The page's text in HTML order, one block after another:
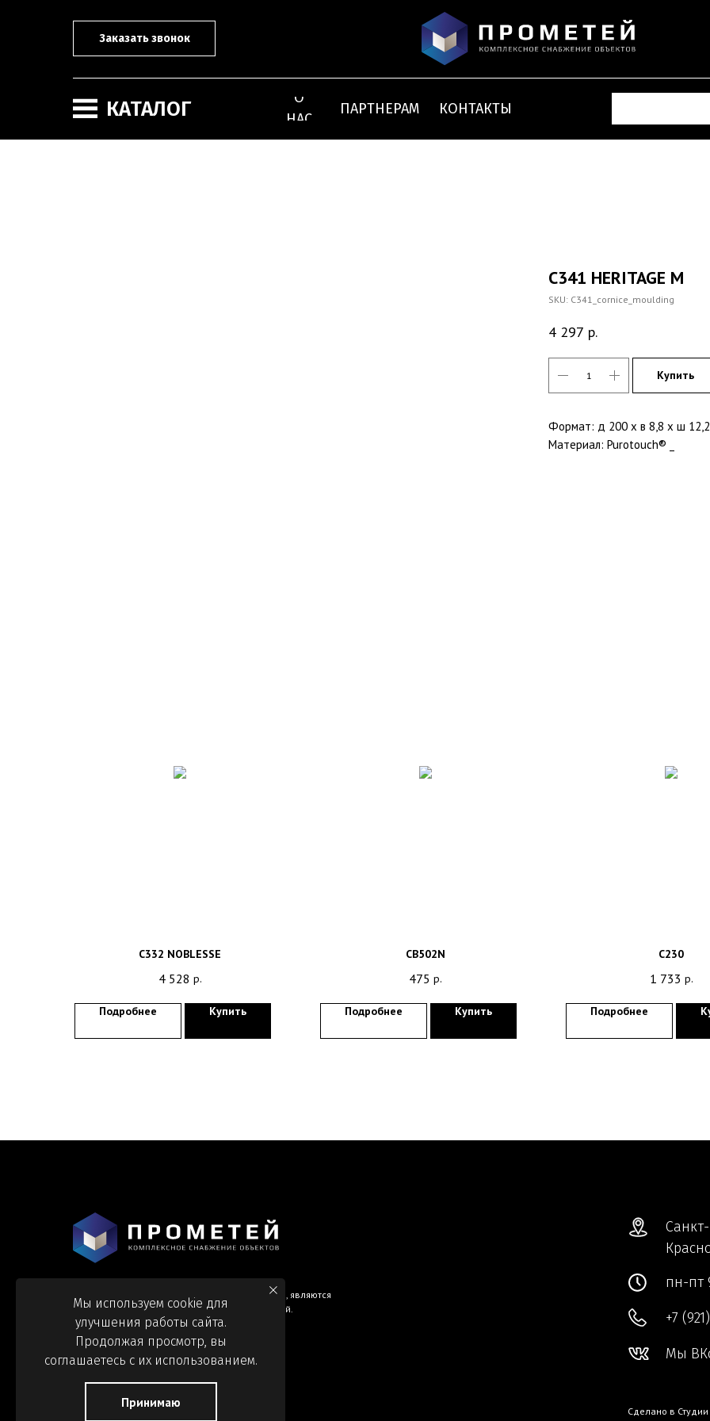
Заказать звонок
КАТАЛОГ
О
НАС
ПАРТНЕРАМ КОНТАКТЫ
C341 HERITAGE M
SKU: C341_cornice_moulding
4 297 р.
Купить
Формат: д 200 x в 8,8 x ш
Материал: Purotouch® _
C332 NOBLESSE
4 528 р.
Подробнее Купить
CB502N
475 р.
Подробнее Купить
C230
1 733 р.
Подробнее
Информация и цены, представленные на сайте, являются
справочными и не являются публичной офертой.
Санкт-
пн-пт
+7
Обработка персональных данных Сделано в
Мы
Мы используем cookie для
улучшения работы сайта.
Продолжая просмотр, вы
соглашаетесь с их использованием.
Принимаю